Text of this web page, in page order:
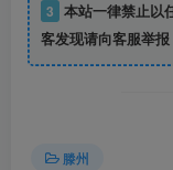
3 本站一律禁止以
客发现请向客服举报
滕州